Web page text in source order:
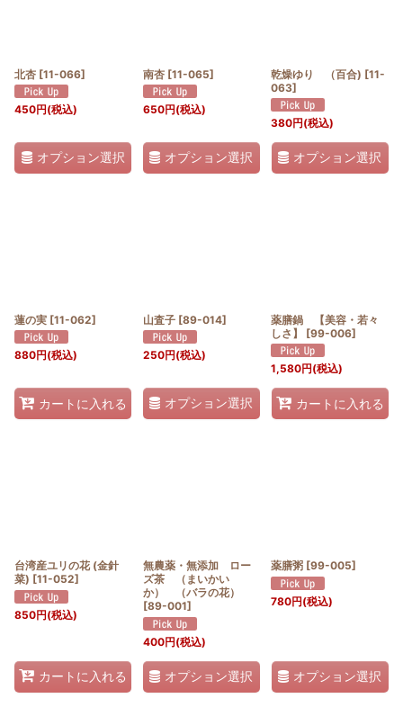
北杏 [11-066]
450円(税込)
オプション選択
南杏 [11-065]
650円(税込)
オプション選択
乾燥ゆり （百合) [11-
063]
380円(税込)
オプション選択
蓮の実 [11-062]
880円(税込)
カートに入れる
山査子 [89-014]
250円(税込)
オプション選択
薬膳鍋 【美容・若々
しさ】
[99-006]
1,580円(税込)
カートに入れる
台湾産ユリの花 (金針
菜) [11-052]
850円(税込)
カートに入れる
無農薬・無添加 ロー
ズ茶 （まいかい
か） （バラの花）
[89-001]
400円(税込)
オプション選択
薬膳粥 [99-005]
780円(税込)
オプション選択